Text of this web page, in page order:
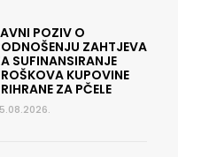
POZIV O
ZAHTJEVA
SUFINANSIRANJE
KUPOVINE
ZA PČELE